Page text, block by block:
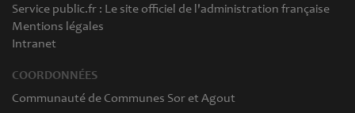
Service public.fr : Le site officiel de l'administration française
Mentions légales
Intranet
COORDONNÉES
Communauté de Communes Sor et Agout